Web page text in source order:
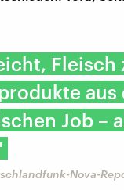
Fleisch
Job –
Nova-